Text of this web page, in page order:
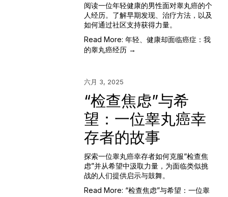
阅读一位年轻健康的男性面对睾丸癌的个
人经历。了解早期发现、治疗方法，以及
如何通过社区支持获得力量。
Read More: 年轻、健康却面临癌症：我
的睾丸癌经历 →
六月 3, 2025
“检查焦虑”与希
望：一位睾丸癌幸
存者的故事
探索一位睾丸癌幸存者如何克服“检查焦
虑”并从希望中汲取力量，为面临类似挑
战的人们提供启示与鼓舞。
Read More: “检查焦虑”与希望：一位睾